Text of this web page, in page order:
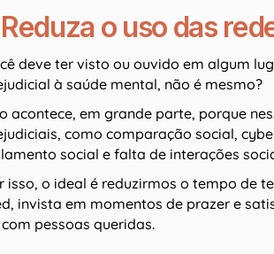
o uso das
deve ter visto ou ouvido em algum
à saúde mental, não é mesmo?
acontece, em grande parte, porque
como comparação social,
social e falta de interações
isso, o ideal é reduzirmos o tempo de
invista em momentos de prazer e
pessoas queridas.